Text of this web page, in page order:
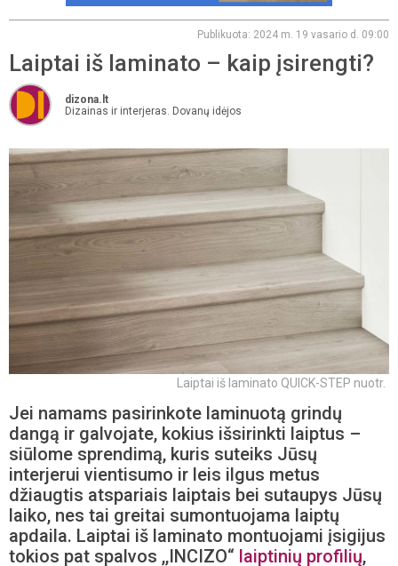
Publikuota: 2024 m. 19 vasario d. 09:00
Laiptai iš laminato – kaip įsirengti?
dizona.lt
Dizainas ir interjeras. Dovanų idėjos
Laiptai iš laminato QUICK-STEP nuotr.
Jei namams pasirinkote laminuotą grindų
dangą ir galvojate, kokius išsirinkti laiptus –
siūlome sprendimą, kuris suteiks Jūsų
interjerui vientisumo ir leis ilgus metus
džiaugtis atspariais laiptais bei sutaupys Jūsų
laiko, nes tai greitai sumontuojama laiptų
apdaila. Laiptai iš laminato montuojami įsigijus
tokios pat spalvos ,,INCIZO“ laiptinių profilių,